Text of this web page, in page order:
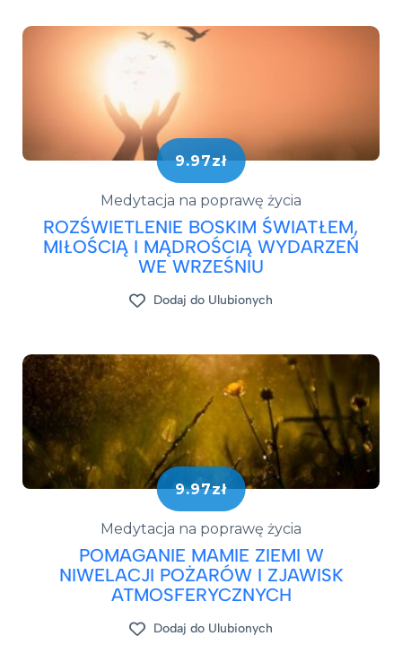
9.97zł
Medytacja na poprawę życia
ROZŚWIETLENIE BOSKIM ŚWIATŁEM,
MIŁOŚCIĄ I MĄDROŚCIĄ WYDARZEŃ
WE WRZEŚNIU
Dodaj do Ulubionych
9.97zł
Medytacja na poprawę życia
POMAGANIE MAMIE ZIEMI W
NIWELACJI POŻARÓW I ZJAWISK
ATMOSFERYCZNYCH
Dodaj do Ulubionych